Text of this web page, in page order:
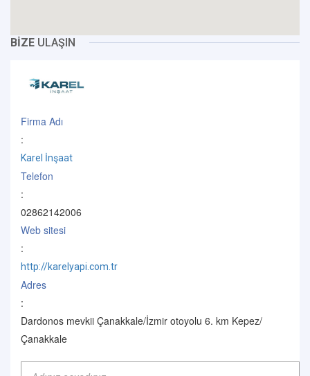
BİZE ULAŞIN
Firma Adı
:
Karel İnşaat
Telefon
:
02862142006
Web sitesi
:
http://karelyapi.com.tr
Adres
:
Dardonos mevkii Çanakkale/İzmir otoyolu 6. km Kepez/
Çanakkale